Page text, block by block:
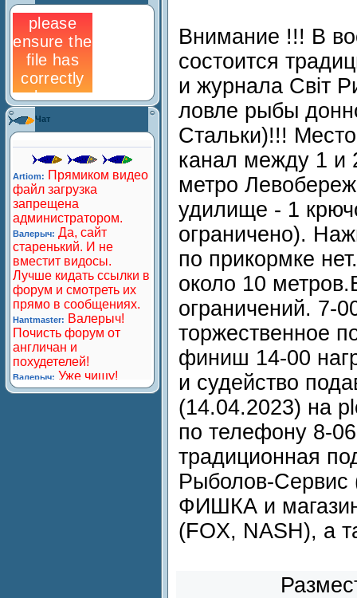
Чат
Внимание !!! В
состоится
и журнала Свiт
ловле рыбы
Стальки)!!!
канал между 1 и
метро
удилище - 1
ограничено).
по прикормке
около 10
ограничений. 7-
торжественное
финиш 14-00
и судейство
(14.04.2023) на
по телефону 8-
традиционная
Рыболов-Сервис
ФИШКА и
(FOX, NASH), а